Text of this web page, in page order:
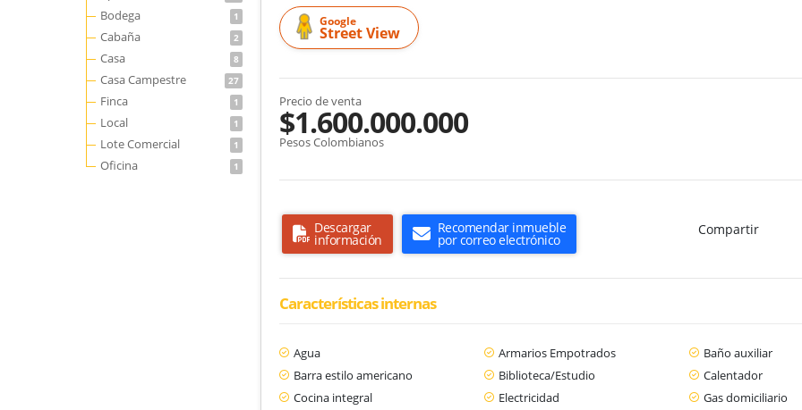
Bodega 1
Cabaña 2
Casa 8
Casa Campestre 27
Finca 1
Local 1
Lote Comercial 1
Oficina 1
Google
Street View
Precio de venta
$1.600.000.000
Pesos Colombianos
Descargar
información
Recomendar inmueble
por correo electrónico
Compartir
Características internas
Agua Armarios Empotrados Baño auxiliar
Barra estilo americano
Biblioteca/Estudio Calentador
Cocina integral
Electricidad Gas domiciliario